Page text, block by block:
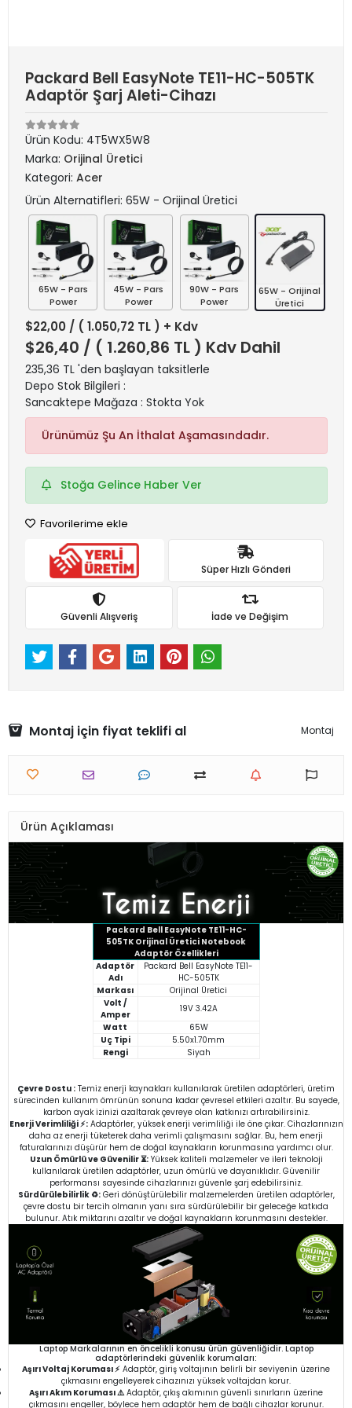
Packard Bell EasyNote TE11-HC-505TK
Adaptör Şarj Aleti-Cihazı
Ürün Kodu: 4T5WX5W8
Marka: Orijinal Üretici
Kategori: Acer
Ürün Alternatifleri: 65W - Orijinal Üretici
65W - Pars
Power
45W - Pars
Power
90W - Pars
Power
65W - Orijinal
Üretici
$22,00 / ( 1.050,72 TL ) + Kdv
$26,40 / ( 1.260,86 TL ) Kdv Dahil
235,36 TL 'den başlayan taksitlerle
Depo Stok Bilgileri :
Sancaktepe Mağaza : Stokta Yok
Ürünümüz Şu An İthalat Aşamasındadır.
Stoğa Gelince Haber Ver
Favorilerime ekle
Süper Hızlı Gönderi
Güvenli Alışveriş İade ve Değişim
Montaj için fiyat teklifi al Montaj
Ürün Açıklaması
Packard Bell EasyNote TE11-HC-
505TK Orijinal Üretici Notebook
Adaptör Özellikleri
Adaptör
Adı
Packard Bell EasyNote TE11-
HC-505TK
Markası
Orijinal Üretici
Volt /
Amper
19V 3.42A
Watt
65W
Uç Tipi
5.50x1.70mm
Rengi
Siyah
Çevre Dostu : Temiz enerji kaynakları kullanılarak üretilen adaptörleri, üretim
sürecinden kullanım ömrünün sonuna kadar çevresel etkileri azaltır. Bu sayede,
karbon ayak izinizi azaltarak çevreye olan katkınızı artırabilirsiniz.
Enerji Verimliliği ⚡:Adaptörler, yüksek enerji verimliliği ile öne çıkar. Cihazlarınızın
daha az enerji tüketerek daha verimli çalışmasını sağlar. Bu, hem enerji
faturalarınızı düşürür hem de doğal kaynakların korunmasına yardımcı olur.
Uzun Ömürlü ve Güvenilir ⏳:Yüksek kaliteli malzemeler ve ileri teknoloji
kullanılarak üretilen adaptörler, uzun ömürlü ve dayanıklıdır. Güvenilir
performansı sayesinde cihazlarınızı güvenle şarj edebilirsiniz.
Sürdürülebilirlik ♻️:Geri dönüştürülebilir malzemelerden üretilen adaptörler,
çevre dostu bir tercih olmanın yanı sıra sürdürülebilir bir geleceğe katkıda
bulunur. Atık miktarını azaltır ve doğal kaynakların korunmasını destekler.
Laptop Markalarının en öncelikli konusu ürün güvenliğidir. Laptop
adaptörlerindeki güvenlik korumaları:
Aşırı Voltaj Koruması ⚡ Adaptör, giriş voltajının belirli bir seviyenin üzerine
çıkmasını engelleyerek cihazınızı yüksek voltajdan korur.
Aşırı Akım Koruması ⚠️Adaptör, çıkış akımının güvenli sınırların üzerine
çıkmasını engeller, böylece hem adaptör hem de bağlı cihazlar korunur.